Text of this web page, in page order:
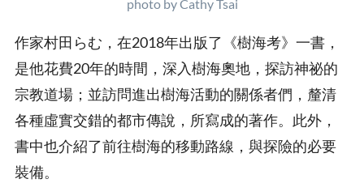
photo by Cathy Tsai
作家村田らむ，在2018年出版了《樹海考》一書，
是他花費20年的時間，深入樹海奧地，探訪神祕的
宗教道場；並訪問進出樹海活動的關係者們，釐清
各種虛實交錯的都市傳說，所寫成的著作。此外，
書中也介紹了前往樹海的移動路線，與探險的必要
裝備。